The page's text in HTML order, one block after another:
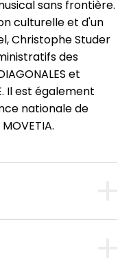
sans frontière.
culturelle et d'un
Christophe Studer
des
et
Il est également
nationale de